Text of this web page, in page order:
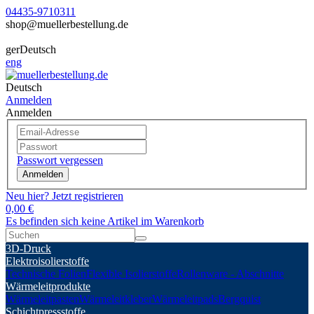
04435-9710311
shop@muellerbestellung.de
gerDeutsch
eng
Deutsch
Anmelden
Anmelden
Passwort vergessen
Anmelden
Neu hier? Jetzt registrieren
0,00 €
Es befinden sich keine Artikel im Warenkorb
3D-Druck
Elektroisolierstoffe
Technische FolienFlexible IsolierstoffeRollenware - Abschnitte
Wärmeleitprodukte
WärmeleitpastenWärmeleitkleberWärmeleitpadsBergquist
Schichtpressstoffe